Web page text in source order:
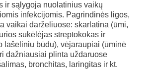
ir sąlygoja nuolatinius vaikų
infekcijomis. Pagrindinės ligos,
vaikai darželiuose: skarlatina (ūmi,
sukėlėjas streptokokas ir
lašeliniu būdu), vėjaraupiai (ūminė
dažniausiai plinta uždaruose
bronchitas, laringitas ir kt.